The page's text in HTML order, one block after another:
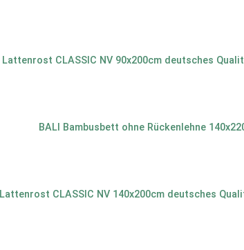
Lattenrost CLASSIC NV 90x200cm deutsches
BALI Bambusbett ohne Rückenlehne
Lattenrost CLASSIC NV 140x200cm deutsches